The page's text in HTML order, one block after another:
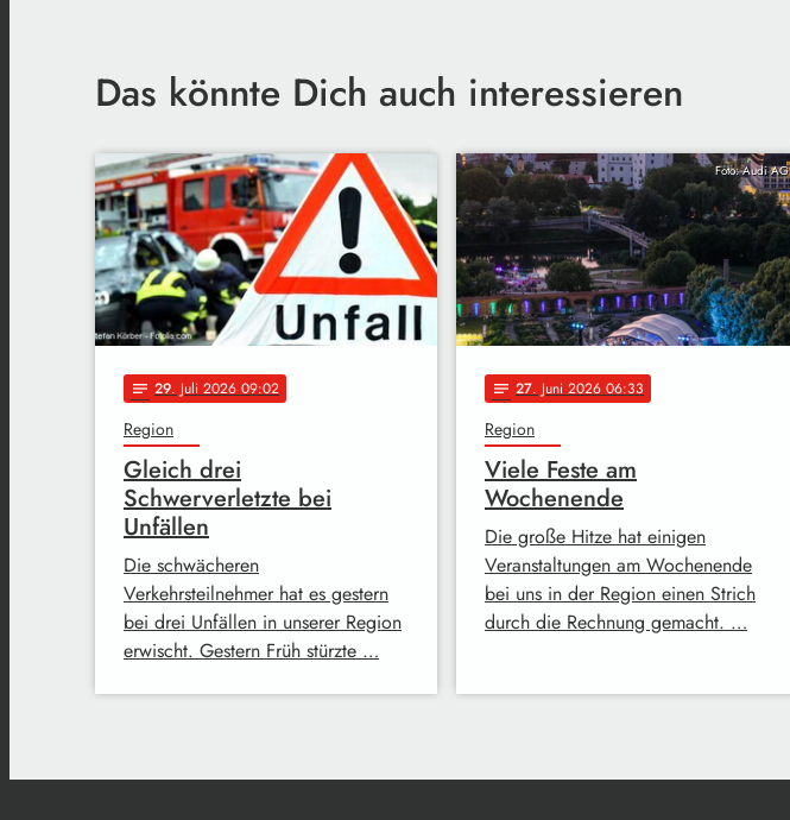
Das könnte Dich auch interessieren
notes 29. Juli 2026 09:02
Region
Gleich drei
Schwerverletzte bei
Unfällen
Die schwächeren
Verkehrsteilnehmer hat es gestern
bei drei Unfällen in unserer Region
erwischt. Gestern Früh stürzte …
Foto: Audi AG
notes 27. Juni 2026 06:33
Region
Viele Feste am
Wochenende
Die große Hitze hat einigen
Veranstaltungen am Wochenende
bei uns in der Region einen Strich
durch die Rechnung gemacht. …